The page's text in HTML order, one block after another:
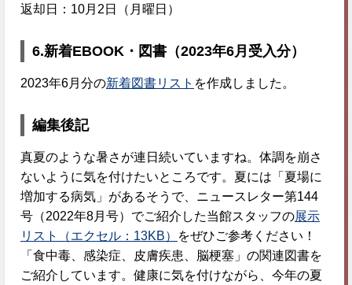
返却日：10月2日（月曜日）
6.新着EBOOK・図書（2023年6月受入分）
2023年6月分の新着図書リスト を作成しました。
編集後記
真夏のような暑さが連日続いていますね。体調を崩さ
ないように気を付けたいところです。夏には「夏場に
増加する病気」があるそうで、ニュースレター第144
号（2022年8月号）でご紹介した当館スタッフの展示
リスト（エクセル：13KB）
をぜひご参考ください！
「食中毒、感染症、皮膚疾患、脳梗塞」の関連図書を
ご紹介しています。健康に気を付けながら、今年の夏